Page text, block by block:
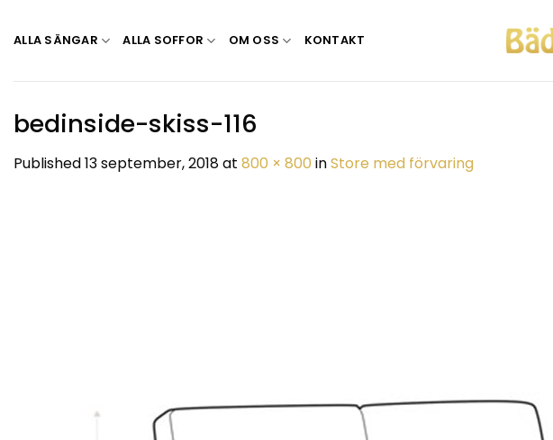
ALLA SÄNGAR ALLA SOFFOR OM OSS KONTAKT
bedinside-skiss-116
Published13 september, 2018at 800 × 800 inStore med förvaring